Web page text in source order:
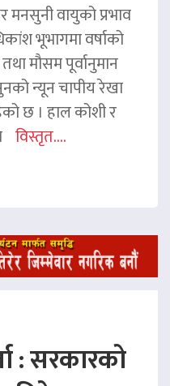
मनसुनी वायुको प्रभाव
भूभागमा वर्षाको
मौसम पूर्वानुमान
न्यून चापीय रेखा
छ । हाल कोशी र
विस्तृत....
: सरकारको